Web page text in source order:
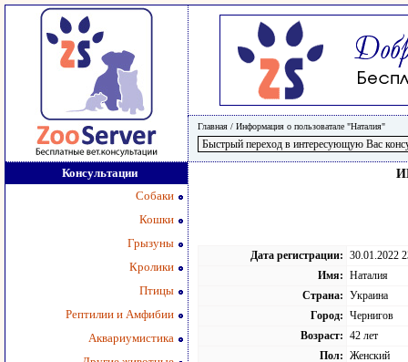
Главная / Информация о пользоватале "Наталия"
Консультации
Собаки
Кошки
Грызуны
Кролики
Птицы
Рептилии и Амфибии
Аквариумистика
Дата регистрации: 30.01.2022
Имя: Наталия
Страна: Украина
Город: Чернигов
Возраст: 42 лет
Пол: Женский